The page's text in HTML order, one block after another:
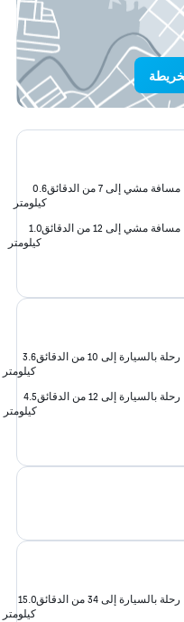
مسافة مشي إلى 7 من الدقائق
0.6
كيلومتر
مسافة مشي إلى 12 من الدقائق
1.0
كيلومتر
رحلة بالسيارة إلى 10 من الدقائق
3.6
كيلومتر
رحلة بالسيارة إلى 12 من الدقائق
4.5
كيلومتر
رحلة بالسيارة إلى 34 من الدقائق
15.0
كيلومتر